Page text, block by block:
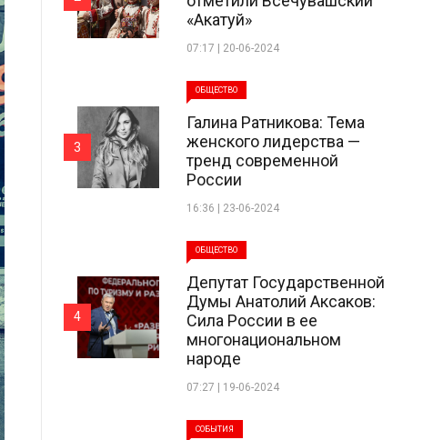
«Акатуй»
07:17 | 20-06-2024
ОБЩЕСТВО
Галина Ратникова: Тема
женского лидерства —
тренд современной
России
16:36 | 23-06-2024
3
ОБЩЕСТВО
Депутат Государственной
Думы Анатолий Аксаков:
Сила России в ее
многонациональном
народе
07:27 | 19-06-2024
4
СОБЫТИЯ